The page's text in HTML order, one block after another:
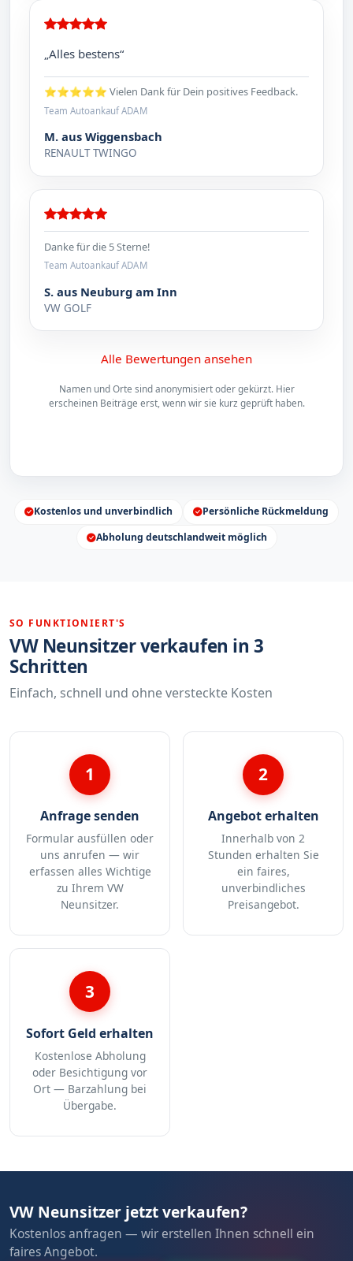
„Alles bestens“
⭐⭐⭐⭐⭐ Vielen Dank für Dein positives Feedback.
Team Autoankauf ADAM
M. aus Wiggensbach
RENAULT TWINGO
Danke für die 5 Sterne!
Team Autoankauf ADAM
S. aus Neuburg am Inn
VW GOLF
Alle Bewertungen ansehen
Namen und Orte sind anonymisiert oder gekürzt. Hier
erscheinen Beiträge erst, wenn wir sie kurz geprüft haben.
Kostenlos und unverbindlich
Persönliche Rückmeldung
Abholung deutschlandweit möglich
SO FUNKTIONIERT'S
VW Neunsitzer verkaufen in 3
Schritten
Einfach, schnell und ohne versteckte Kosten
1
Anfrage senden
Formular ausfüllen oder
uns anrufen — wir
erfassen alles Wichtige
zu Ihrem VW
Neunsitzer.
2
Angebot erhalten
Innerhalb von 2
Stunden erhalten Sie
ein faires,
unverbindliches
Preisangebot.
3
Sofort Geld erhalten
Kostenlose Abholung
oder Besichtigung vor
Ort — Barzahlung bei
Übergabe.
VW Neunsitzer jetzt verkaufen?
Kostenlos anfragen — wir erstellen Ihnen schnell ein
faires Angebot.